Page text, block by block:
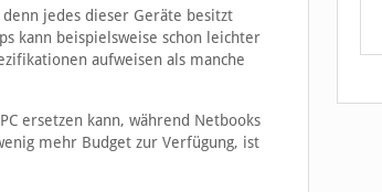
jedes dieser Geräte besitzt
kann beispielsweise schon leichter
aufweisen als manche
ersetzen kann, während Netbooks
mehr Budget zur Verfügung, ist